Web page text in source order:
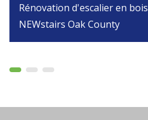
Rénovation d'escalier en bois
NEWstairs Oak County